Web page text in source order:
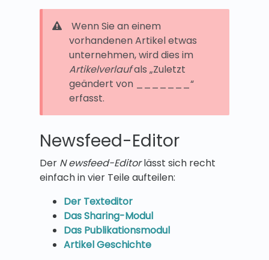
Wenn Sie an einem
vorhandenen Artikel etwas
unternehmen, wird dies im
Artikelverlaufals „Zuletzt
geändert von _______“
erfasst.
Newsfeed-Editor
Der N ewsfeed-Editorlässt sich recht
einfach in vier Teile aufteilen:
Der Texteditor
Das Sharing-Modul
Das Publikationsmodul
Artikel Geschichte